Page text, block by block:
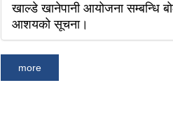
खाल्डे खानेपानी आयोजना सम्बन्धि
आशयको सूचना।
more